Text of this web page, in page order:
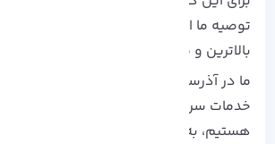
توصیه ما این است تا شرکت میزبانی را
بالاترین و متنوع ترین تعداد لوکیشن ها
ما درآذرسیس
با افتخار اعلام می کنیم
خدمات سروری از 60 لوکیشن
هستیم، به یاد داشته باشید که در صورت